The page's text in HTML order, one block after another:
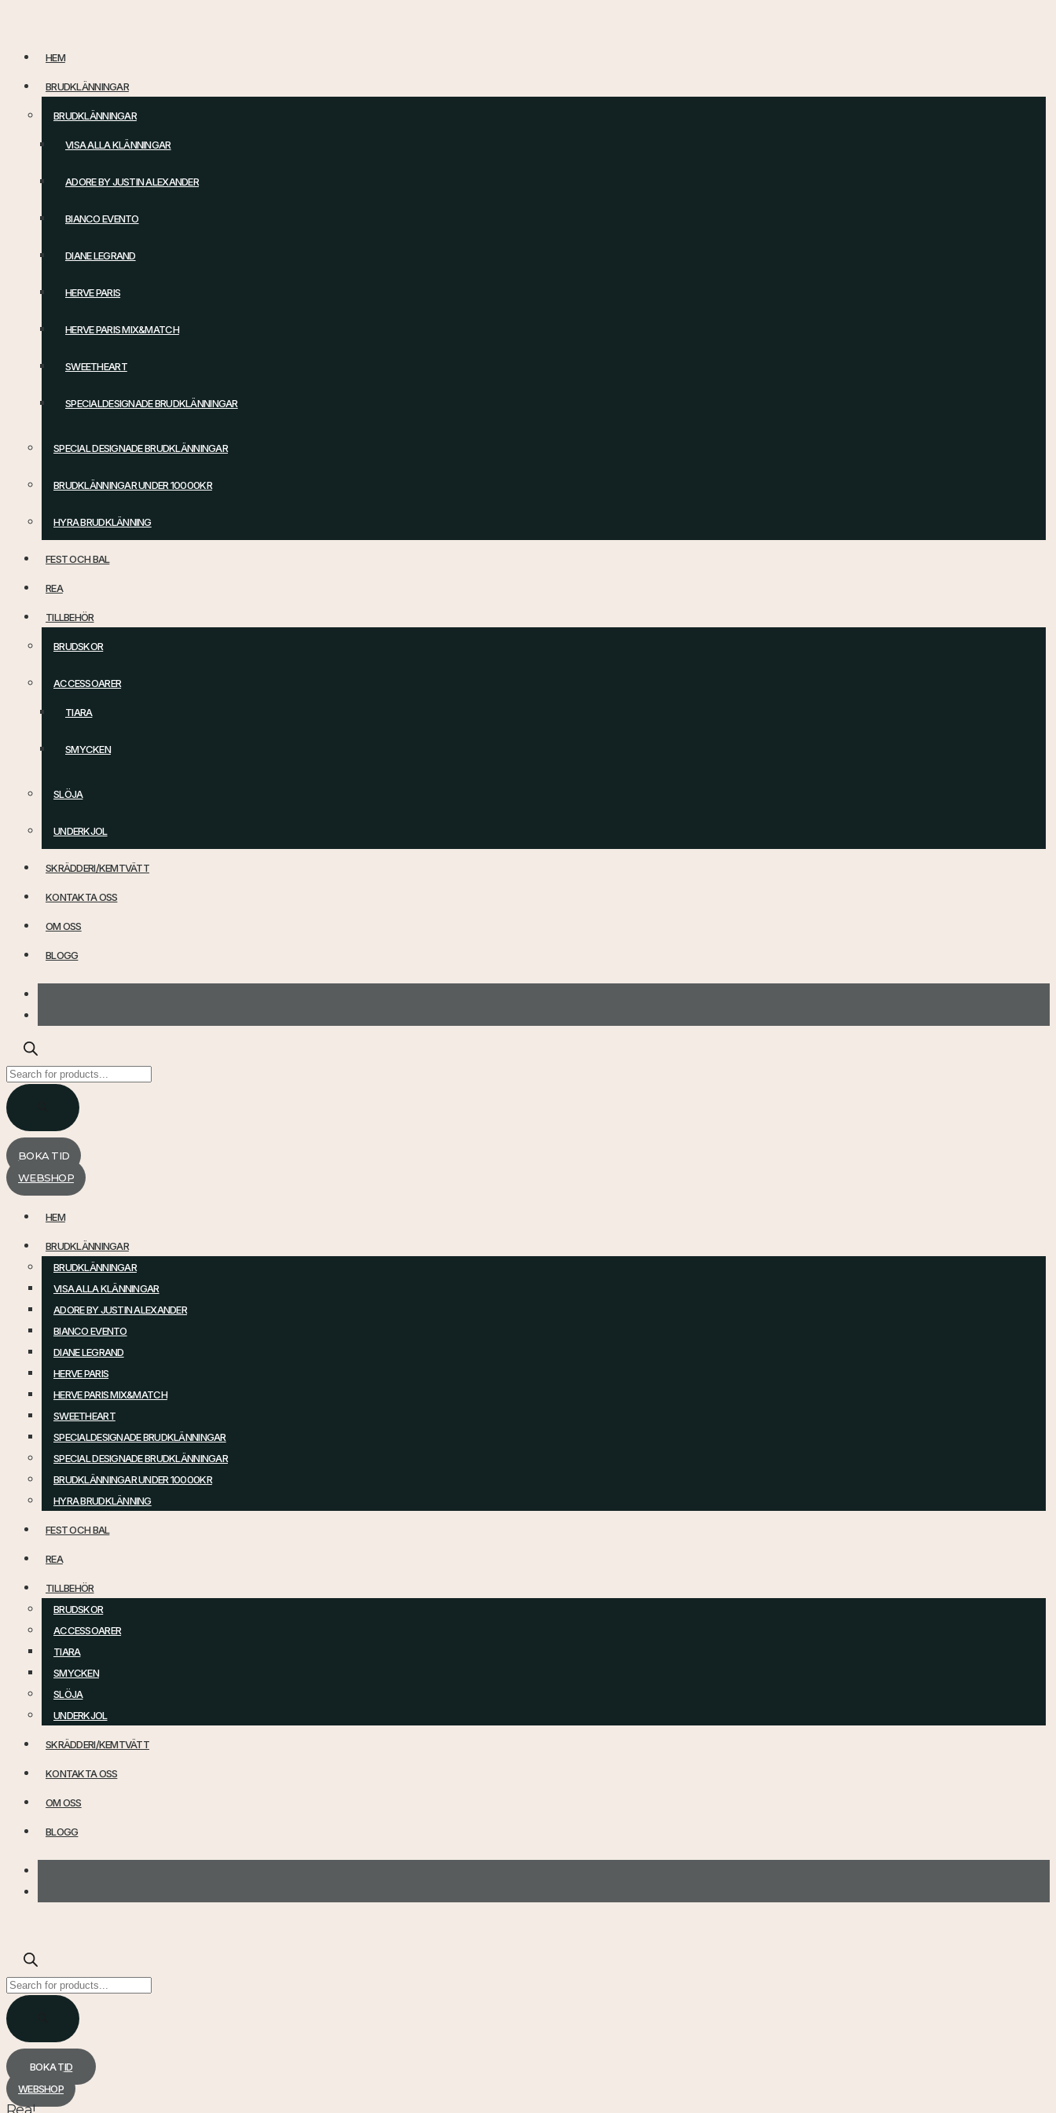
innehåll
HEM
BRUDKLÄNNINGAR
BRUDKLÄNNINGAR
VISA ALLA KLÄNNINGAR
ADORE BY JUSTIN ALEXANDER
BIANCO EVENTO
DIANE LEGRAND
HERVE PARIS
HERVE PARIS MIX&MATCH
SWEETHEART
SPECIALDESIGNADE BRUDKLÄNNINGAR
SPECIAL DESIGNADE BRUDKLÄNNINGAR
BRUDKLÄNNINGAR UNDER 10000KR
HYRA BRUDKLÄNNING
FEST OCH BAL
REA
TILLBEHÖR
BRUDSKOR
ACCESSOARER
TIARA
SMYCKEN
SLÖJA
UNDERKJOL
SKRÄDDERI/KEMTVÄTT
KONTAKTA OSS
OM OSS
BLOGG
Products
search
BOKA TID
WEBSHOP
HEM
BRUDKLÄNNINGAR
BRUDKLÄNNINGAR
VISA ALLA KLÄNNINGAR
ADORE BY JUSTIN ALEXANDER
BIANCO EVENTO
DIANE LEGRAND
HERVE PARIS
HERVE PARIS MIX&MATCH
SWEETHEART
SPECIALDESIGNADE BRUDKLÄNNINGAR
SPECIAL DESIGNADE BRUDKLÄNNINGAR
BRUDKLÄNNINGAR UNDER 10000KR
HYRA BRUDKLÄNNING
FEST OCH BAL
REA
TILLBEHÖR
BRUDSKOR
ACCESSOARER
TIARA
SMYCKEN
SLÖJA
UNDERKJOL
SKRÄDDERI/KEMTVÄTT
KONTAKTA OSS
OM OSS
BLOGG
Products
search
BOKA TID
WEBSHOP